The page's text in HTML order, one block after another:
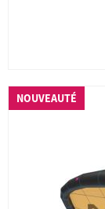
NOUVEAUTÉ